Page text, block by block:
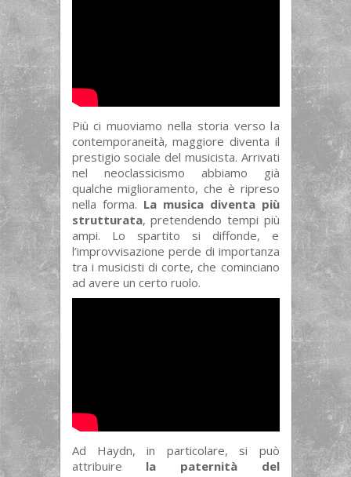
Più ci muoviamo nella storia verso la
contemporaneità, maggiore diventa il
prestigio sociale del musicista. Arrivati
nel neoclassicismo abbiamo già
qualche miglioramento, che è ripreso
nella forma. La musica diventa più
strutturata, pretendendo tempi più
ampi. Lo spartito si diffonde, e
l’improvvisazione perde di importanza
tra i musicisti di corte, che cominciano
ad avere un certo ruolo.
Ad Haydn, in particolare, si può
attribuire la paternità del